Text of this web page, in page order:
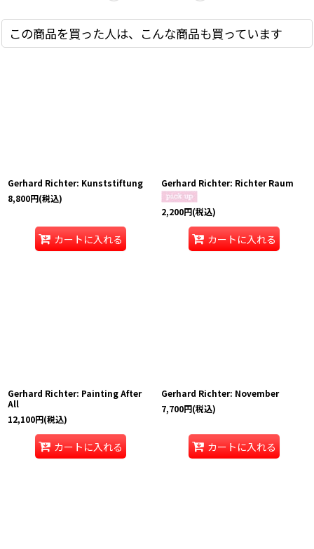
この商品を買った人は、こんな商品も買っています
Gerhard Richter: Kunststiftung
8,800円(税込)
カートに入れる
Gerhard Richter: Richter Raum
2,200円(税込)
カートに入れる
Gerhard Richter: Painting After
All
12,100円(税込)
カートに入れる
Gerhard Richter: November
7,700円(税込)
カートに入れる